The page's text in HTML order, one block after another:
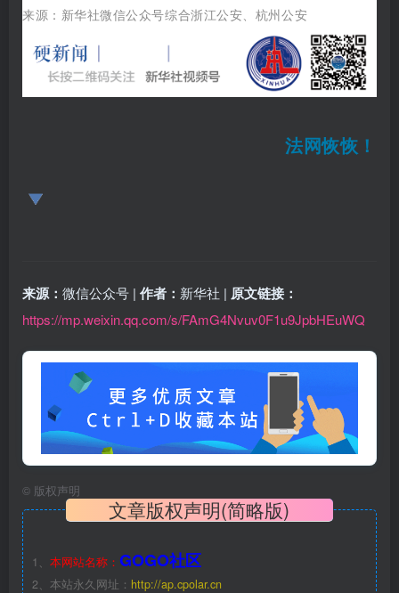
来源：新华社微信公众号综合浙江公安、 杭州公安
法网恢恢！
来源： 微信公众号 | 作者： 新华社 | 原文链接：
https://mp.weixin.qq.com/s/FAmG4Nvuv0F1u9JpbHEuWQ
© 版权声明
文章版权声明(简略版)
1、 本网站名称： GOGO社区
2、本站永久网址： http://ap.cpolar.cn